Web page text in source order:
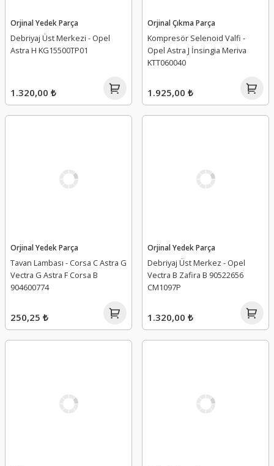
Orjinal Yedek Parça
Debriyaj Üst Merkezi - Opel
Astra H KG15500TP01
1.320,00 ₺
Orjinal Çıkma Parça
Kompresör Selenoid Valfi -
Opel Astra J İnsingia Meriva
KTT060040
1.925,00 ₺
Orjinal Yedek Parça
Tavan Lambası - Corsa C Astra G
Vectra G Astra F Corsa B
904600774
250,25 ₺
Orjinal Yedek Parça
Debriyaj Üst Merkez - Opel
Vectra B Zafira B 90522656
CM1097P
1.320,00 ₺